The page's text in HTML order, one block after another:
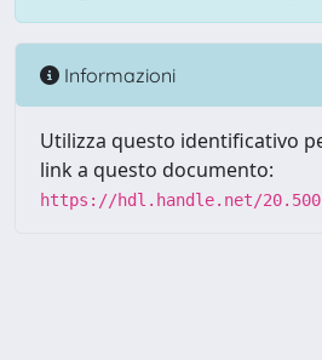
Informazioni
Utilizza questo identificativo
link a questo documento:
https://hdl.handle.net/